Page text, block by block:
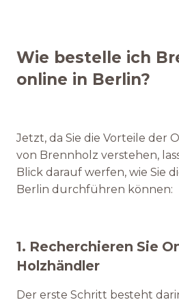
Wie bestelle ich
online in Berlin?
Jetzt, da Sie die Vorteile der
von Brennholz verstehen,
Blick darauf werfen, wie Sie
Berlin durchführen können:
1. Recherchieren Sie
Holzhändler
Der erste Schritt besteht